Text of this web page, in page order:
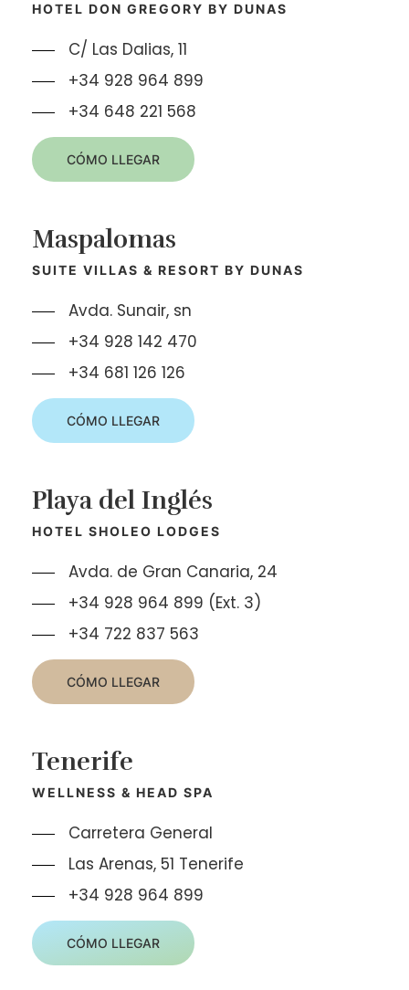
HOTEL DON GREGORY BY DUNAS
C/ Las Dalias, 11
+34 928 964 899
+34 648 221 568
CÓMO LLEGAR
Maspalomas
SUITE VILLAS & RESORT BY DUNAS
Avda. Sunair, sn
+34 928 142 470
+34 681 126 126
CÓMO LLEGAR
Playa del Inglés
HOTEL SHOLEO LODGES
Avda. de Gran Canaria, 24
+34 928 964 899 (Ext. 3)
+34 722 837 563
CÓMO LLEGAR
Tenerife
WELLNESS & HEAD SPA
Carretera General
Las Arenas, 51 Tenerife
+34 928 964 899
CÓMO LLEGAR